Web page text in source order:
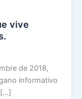
vive
de 2018,
informativo
[…]